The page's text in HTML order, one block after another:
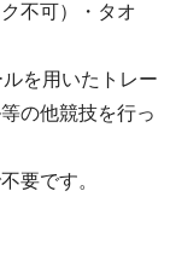
不可）・タオ
を用いたトレー
の他競技を行っ
要です。